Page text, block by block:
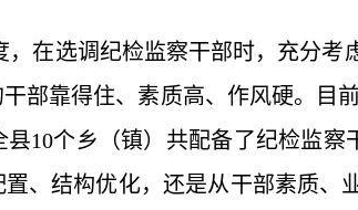
，在选调纪检监察干部时，充分
部靠得住、素质高、作风硬。目
10个乡（镇）共配备了纪检监察
、结构优化，还是从干部素质、